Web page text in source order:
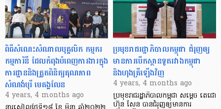
ពិធីសំណេះសំណាល​បុគ្គលិក កម្មករ
កម្មការិនី ដែល​កំពុង​បំពេញ​ការងារ​ក្នុង​
ការដ្ឋាន​និង​ត្រួត​ពិនិត្យ​គុណភាព​
សំណង់​បុរី មេគង្គលែន
4 years, 4 months ago
ប្រមុខរាជរដ្ឋាភិបាលកម្ពុជា ជំរុញឲ្យ
មានការបើកស្ថានទូតរវាងកម្ពុជា
និងហុងគ្រីឡើងវិញ
4 years, 4 months ago
ប្រមុខរាជរដ្ឋាភិបាលកម្ពុជា សម្តេច តេជោ
ហ៊ុន សែន បានជំរុញឲ្យមានការ